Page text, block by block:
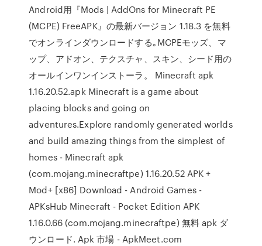
Android用『Mods | AddOns for Minecraft PE
(MCPE) FreeAPK』の最新バージョン 1.18.3 を無料
でオンラインダウンロードする｡MCPEモッズ、マ
ップ、アドオン、テクスチャ、スキン、シード用の
オールインワンインストーラ。 Minecraft apk
1.16.20.52.apk Minecraft is a game about
placing blocks and going on
adventures.Explore randomly generated worlds
and build amazing things from the simplest of
homes - Minecraft apk
(com.mojang.minecraftpe) 1.16.20.52 APK +
Mod+ [x86] Download - Android Games -
APKsHub Minecraft - Pocket Edition APK
1.16.0.66 (com.mojang.minecraftpe) 無料 apk ダ
ウンロード. Apk 市場 - ApkMeet.com